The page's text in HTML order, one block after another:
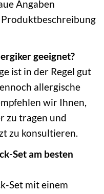
Angaben
geeignet?
ist in der Regel gut
allergische
wir Ihnen,
zu tragen und
zu konsultieren.
Set am besten
Set mit einem